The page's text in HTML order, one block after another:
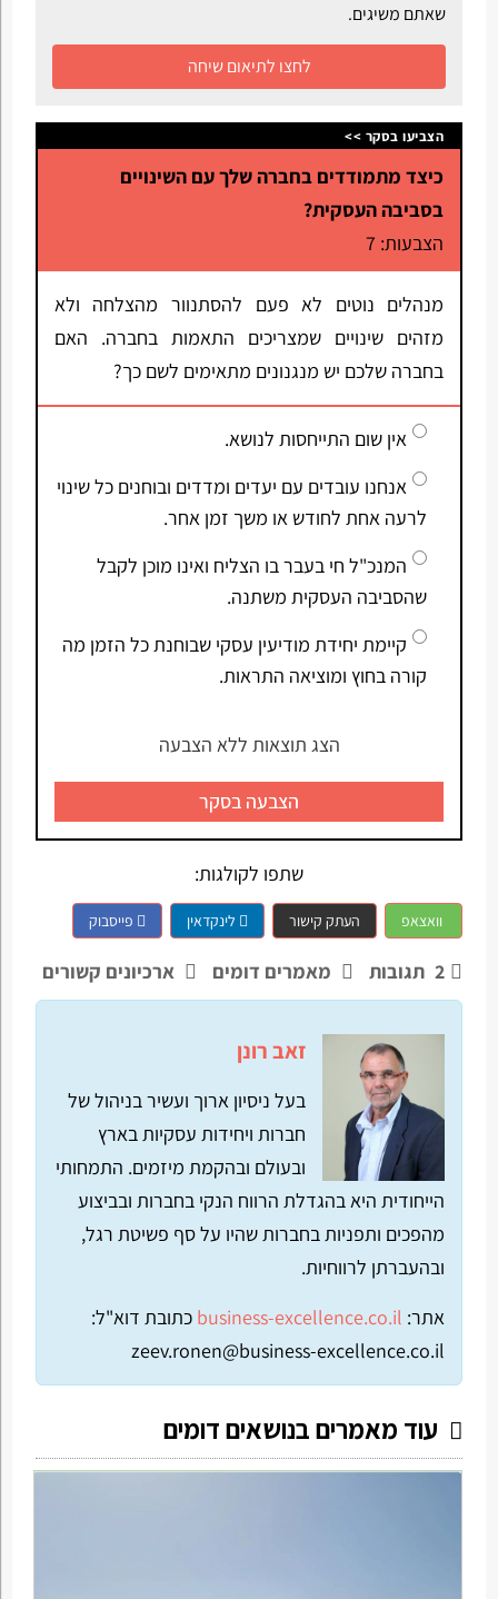
שאתם משיגים.
לחצו לתיאום שיחה
הצביעו בסקר >>
כיצד מתמודדים בחברה שלך עם השינויים
בסביבה העסקית?
הצבעות: 7
מנהלים נוטים לא פעם להסתנוור מהצלחה ולא
מזהים שינויים שמצריכים התאמות בחברה. האם
בחברה שלכם יש מנגנונים מתאימים לשם כך?
אין שום התייחסות לנושא.
אנחנו עובדים עם יעדים ומדדים ובוחנים כל שינוי
לרעה אחת לחודש או משך זמן אחר.
המנכ"ל חי בעבר בו הצליח ואינו מוכן לקבל
שהסביבה העסקית משתנה.
קיימת יחידת מודיעין עסקי שבוחנת כל הזמן מה
קורה בחוץ ומוציאה התראות.
הצג תוצאות ללא הצבעה
הצבעה בסקר
שתפו לקולגות:
וואצאפ העתק קישור לינקדאין פייסבוק
2 תגובות מאמרים דומים ארכיונים קשורים
זאב רונן
בעל ניסיון ארוך ועשיר בניהול של
חברות ויחידות עסקיות בארץ
ובעולם ובהקמת מיזמים. התמחותי
הייחודית היא בהגדלת הרווח הנקי בחברות ובביצוע
מהפכים ותפניות בחברות שהיו על סף פשיטת רגל,
ובהעברתן לרווחיות.
אתר: business-excellence.co.il כתובת דוא"ל:
zeev.ronen@business-excellence.co.il
עוד מאמרים בנושאים דומים